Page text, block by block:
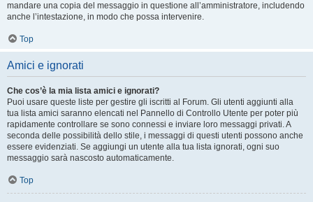
mandare una copia del messaggio in questione all’amministratore, includendo
anche l’intestazione, in modo che possa intervenire.
Top
Amici e ignorati
Che cos’è la mia lista amici e ignorati?
Puoi usare queste liste per gestire gli iscritti al Forum. Gli utenti aggiunti alla
tua lista amici saranno elencati nel Pannello di Controllo Utente per poter più
rapidamente controllare se sono connessi e inviare loro messaggi privati. A
seconda delle possibilità dello stile, i messaggi di questi utenti possono anche
essere evidenziati. Se aggiungi un utente alla tua lista ignorati, ogni suo
messaggio sarà nascosto automaticamente.
Top